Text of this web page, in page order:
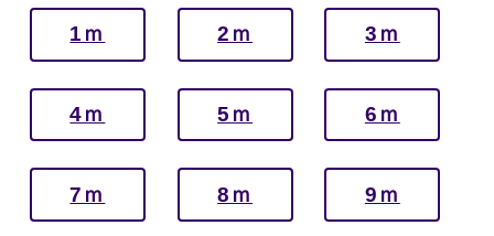
1ｍ 2ｍ 3ｍ
4ｍ 5ｍ 6ｍ
7ｍ 8ｍ 9ｍ